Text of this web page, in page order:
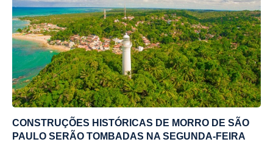
CONSTRUÇÕES HISTÓRICAS DE MORRO DE SÃO
PAULO SERÃO TOMBADAS NA SEGUNDA-FEIRA